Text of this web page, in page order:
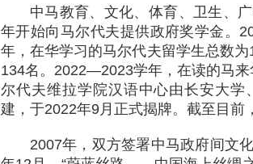
中马教育、文化、体育、卫生、
年开始向马尔代夫提供政府奖学金。
年，在华学习的马尔代夫留学生总数
134名。2022—2023学年，在读的马
尔代夫维拉学院汉语中心由长安大
建，于2022年9月正式揭牌。截至目前
2007年，双方签署中马政府间文